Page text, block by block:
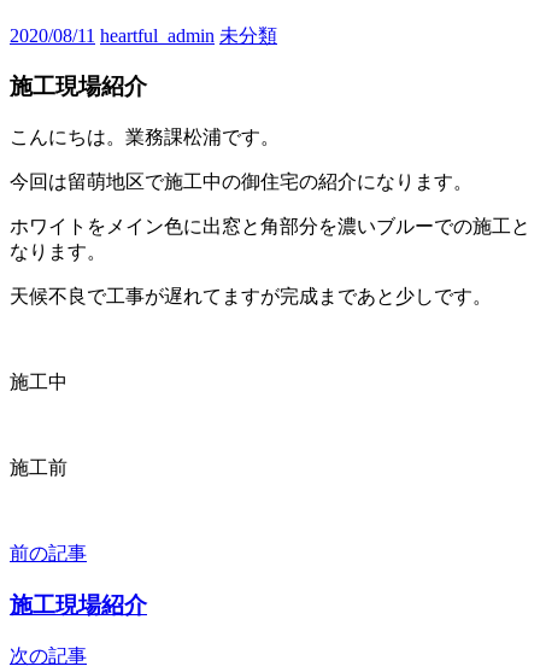
2020/08/11 heartful_admin 未分類
施工現場紹介
こんにちは。業務課松浦です。
今回は留萌地区で施工中の御住宅の紹介になります。
ホワイトをメイン色に出窓と角部分を濃いブルーでの施工と
なります。
天候不良で工事が遅れてますが完成まであと少しです。
施工中
施工前
投
稿
前の記事
施工現場紹介
次の記事